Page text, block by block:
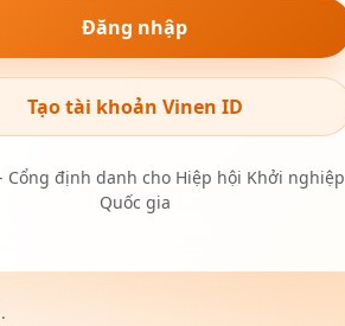
Đăng nhập
Tạo tài khoản Vinen ID
Cổng định danh cho Hiệp hội Khởi nghiệp
Quốc gia